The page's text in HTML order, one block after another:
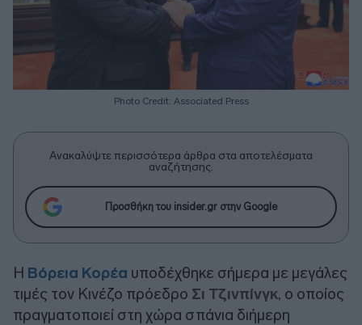
Photo Credit: Associated Press
Ανακαλύψτε περισσότερα άρθρα στα αποτελέσματα
αναζήτησης.
Προσθήκη του insider.gr στην Google
Η Βόρεια Κορέα υποδέχθηκε σήμερα με μεγάλες
τιμές τον Κινέζο πρόεδρο Σι Τζινπίνγκ, ο οποίος
πραγματοποιεί στη χώρα σπάνια διήμερη